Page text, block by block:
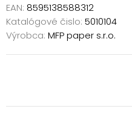
EAN: 8595138588312
Katalógové čislo: 5010104
Výrobca: MFP paper s.r.o.